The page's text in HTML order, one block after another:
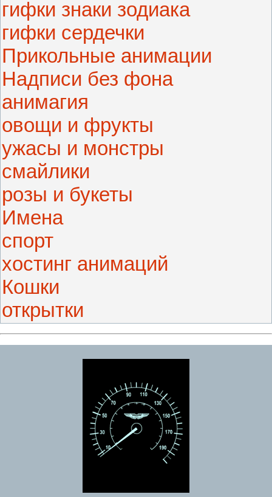
гифки знаки зодиака
гифки сердечки
Прикольные анимации
Надписи без фона
анимагия
овощи и фрукты
ужасы и монстры
смайлики
розы и букеты
Имена
спорт
хостинг анимаций
Кошки
открытки